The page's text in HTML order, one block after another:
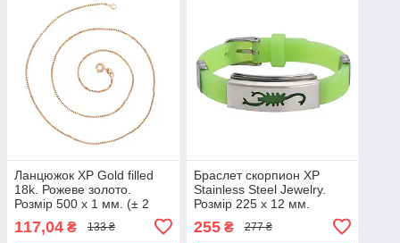
Ланцюжок ХР Gold filled
18k. Рожеве золото.
Розмір 500 х 1 мм. (± 2
117,04 ₴ 133 ₴
Браслет скорпион ХР
Stainless Steel Jewelry.
Розмір 225 х 12 мм.
255₴ 277 ₴